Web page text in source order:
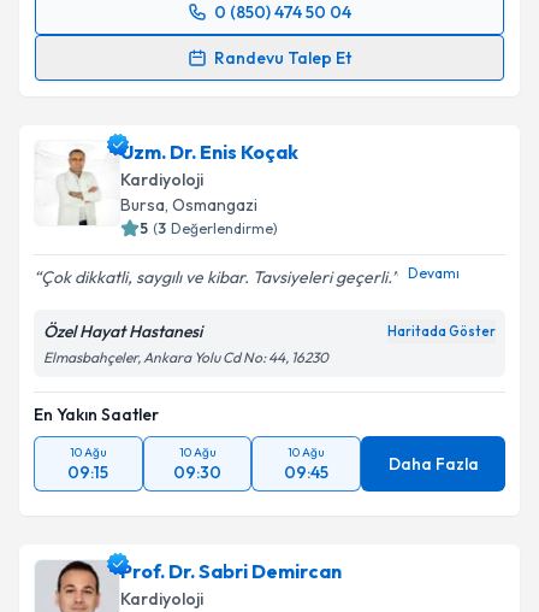
Takvim Talebini Gönder
0 (850) 474 50 04
Randevu Talep Et
Randevu Takvimi Talebi
için bir takvim hazırlandığında e-posta ile
bilgilendireceğiz.
E-posta Adresiniz
Kişisel verilerimin işlenmesine ilişkin
Aydınlatma
Metni'ni okudum ve kişisel verilerimin belirtilen
kapsamda işlenmesini kabul ediyorum.
Takvim Talebini Gönder
Uzm. Dr. Enis Koçak
Kardiyoloji
Bursa, Osmangazi
5 (3 Değerlendirme)
Çok dikkatli, saygılı ve kibar. Tavsiyeleri geçerli. Devamı
Özel Hayat Hastanesi Haritada Göster
Elmasbahçeler, Ankara Yolu Cd No: 44, 16230
En Yakın Saatler
10 Ağu
09:15
10 Ağu
09:30
10 Ağu
09:45 Daha Fazla
Prof. Dr. Sabri Demircan
Kardiyoloji